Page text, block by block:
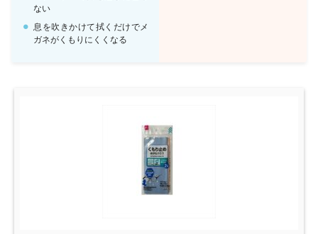
ない
息を吹きかけて拭くだけでメ
ガネがくもりにくくなる